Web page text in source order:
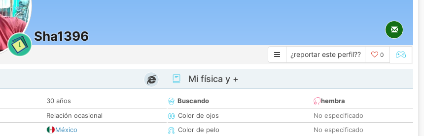
1
Sha1396
¿reportar este perfil?? 0
30 años
Relación ocasional
México
Mi física y +
Buscando
hembra
Color de ojos
No especificado
Color de pelo
No especificado